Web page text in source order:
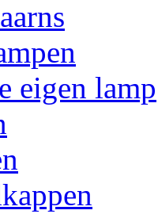
eigen lamp